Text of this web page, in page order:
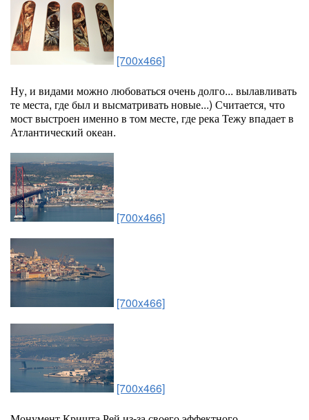
[700x466]
Ну, и видами можно любоваться очень долго... вылавливать
те места, где был и высматривать новые...) Считается, что
мост выстроен именно в том месте, где река Тежу впадает в
Атлантический океан.
[700x466]
[700x466]
[700x466]